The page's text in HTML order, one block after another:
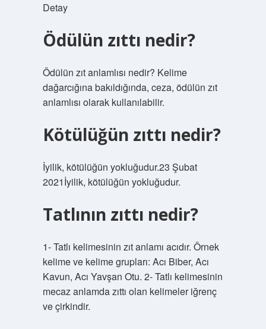
Detay
Ödülün zıttı nedir?
Ödülün zıt anlamlısı nedir? Kelime
dağarcığına bakıldığında, ceza, ödülün zıt
anlamlısı olarak kullanılabilir.
Kötülüğün zıttı nedir?
İyilik, kötülüğün yokluğudur.23 Şubat
2021İyilik, kötülüğün yokluğudur.
Tatlının zıttı nedir?
1- Tatlı kelimesinin zıt anlamı acıdır. Örnek
kelime ve kelime grupları: Acı Biber, Acı
Kavun, Acı Yavşan Otu. 2- Tatlı kelimesinin
mecaz anlamda zıttı olan kelimeler iğrenç
ve çirkindir.